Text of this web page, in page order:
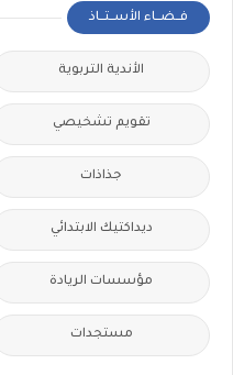
فــضــاء الأســتــاذ
الأندية التربوية
تقويم تشخيصي
جذاذات
ديداكتيك الابتدائي
مؤسسات الريادة
مستجدات